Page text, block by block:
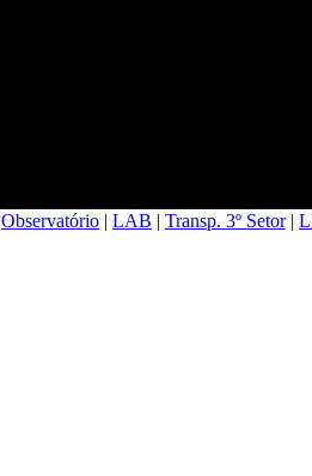
Observatório | LAB | Transp. 3º Setor|